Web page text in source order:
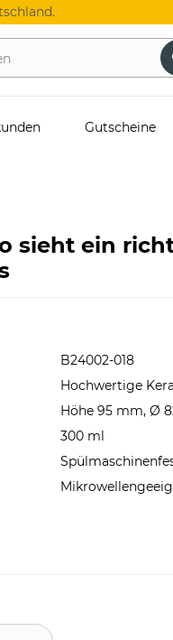
Gutscheine
sieht ein
B24002-018
Hochwertige
Höhe 95 mm, Ø
300 ml